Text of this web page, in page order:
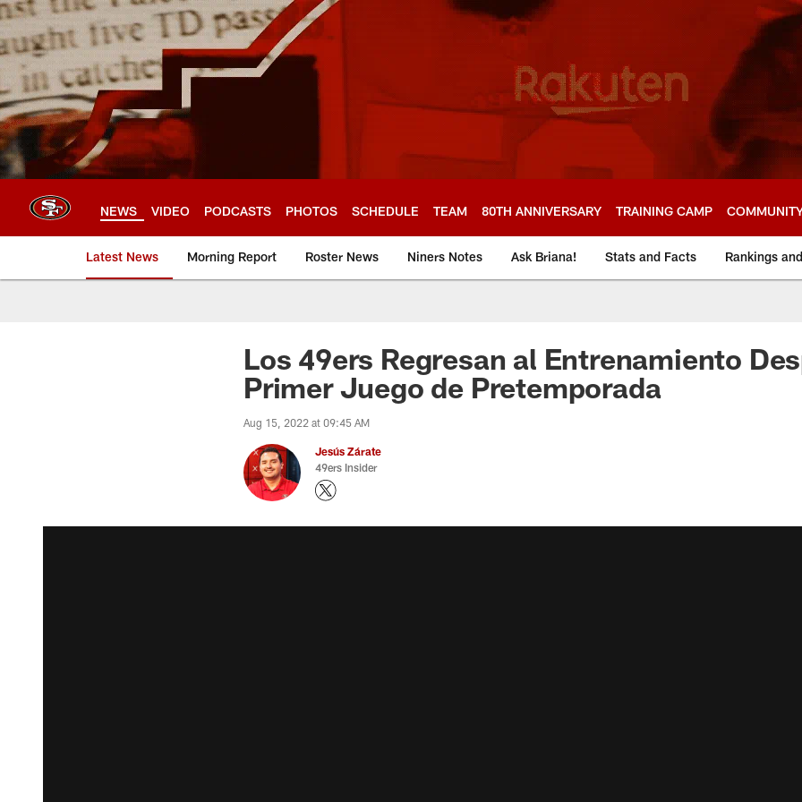
Skip
to
main
content
NEWS VIDEO PODCASTS PHOTOS SCHEDULE TEAM 80TH ANNIVERSARY TRAINING CAMP
Latest News Morning Report Roster News Niners Notes Ask Briana! Stats and Facts Rankings
Los 49ers Regresan al Entrenamiento
Primer Juego de Pretemporada
Aug 15, 2022 at 09:45 AM
Jesús Zárate
49ers Insider